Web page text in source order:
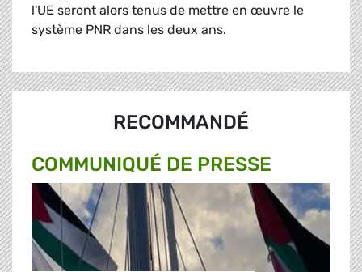
l'UE seront alors tenus de mettre en œuvre le
système PNR dans les deux ans.
RECOMMANDÉ
COMMUNIQUÉ DE PRESSE